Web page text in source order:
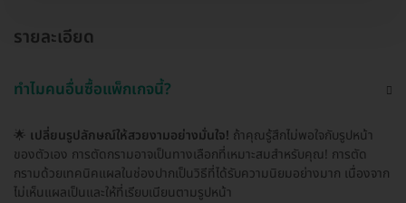
รายละเอียด
ทำไมคนอื่นซื้อแพ็กเกจนี้?
🌟 เปลี่ยนรูปลักษณ์ให้สวยงามอย่างมั่นใจ! ถ้าคุณรู้สึกไม่พอใจกับรูปหน้า
ของตัวเอง การตัดกรามอาจเป็นทางเลือกที่เหมาะสมสำหรับคุณ! การตัด
กรามด้วยเทคนิคแผลในช่องปากเป็นวิธีที่ได้รับความนิยมอย่างมาก เนื่องจาก
ไม่เห็นแผลเป็นและให้ที่เรียบเนียนตามรูปหน้า